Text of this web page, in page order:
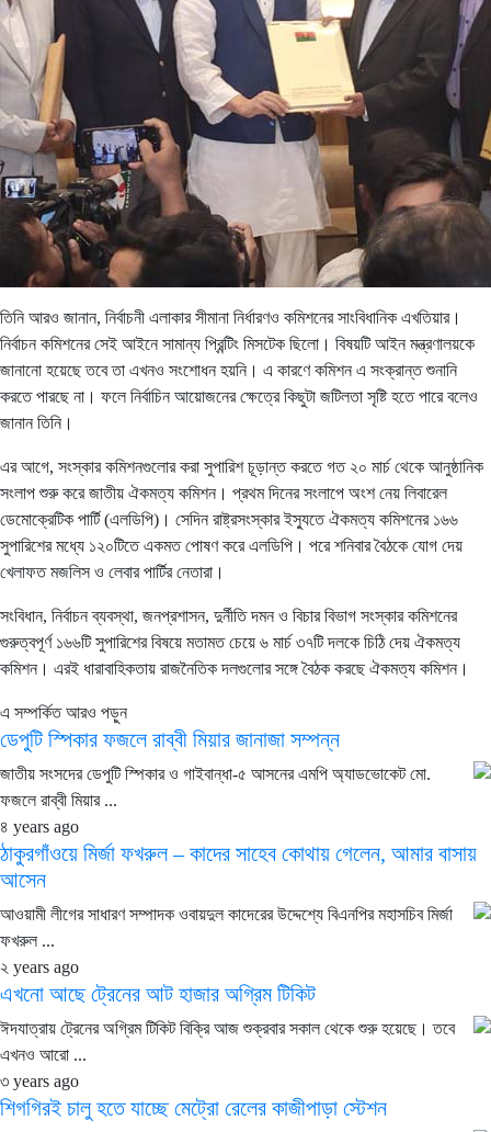
তিনি আরও জানান, নির্বাচনী এলাকার সীমানা নির্ধারণও কমিশনের সাংবিধানিক এখতিয়ার।
নির্বাচন কমিশনের সেই আইনে সামান্য প্রিন্টিং মিসটেক ছিলো। বিষয়টি আইন মন্ত্রণালয়কে
জানানো হয়েছে তবে তা এখনও সংশোধন হয়নি। এ কারণে কমিশন এ সংক্রান্ত শুনানি
করতে পারছে না। ফলে নির্বাচিন আয়োজনের ক্ষেত্রে কিছুটা জটিলতা সৃষ্টি হতে পারে বলেও
জানান তিনি।
এর আগে, সংস্কার কমিশনগুলোর করা সুপারিশ চূড়ান্ত করতে গত ২০ মার্চ থেকে আনুষ্ঠানিক
সংলাপ শুরু করে জাতীয় ঐকমত্য কমিশন। প্রথম দিনের সংলাপে অংশ নেয় লিবারেল
ডেমোক্রেটিক পার্টি (এলডিপি)। সেদিন রাষ্ট্রসংস্কার ইস্যুতে ঐকমত্য কমিশনের ১৬৬
সুপারিশের মধ্যে ১২০টিতে একমত পোষণ করে এলডিপি। পরে শনিবার বৈঠকে যোগ দেয়
খেলাফত মজলিস ও লেবার পার্টির নেতারা।
সংবিধান, নির্বাচন ব্যবস্থা, জনপ্রশাসন, দুর্নীতি দমন ও বিচার বিভাগ সংস্কার কমিশনের
গুরুত্বপূর্ণ ১৬৬টি সুপারিশের বিষয়ে মতামত চেয়ে ৬ মার্চ ৩৭টি দলকে চিঠি দেয় ঐকমত্য
কমিশন। এরই ধারাবাহিকতায় রাজনৈতিক দলগুলোর সঙ্গে বৈঠক করছে ঐকমত্য কমিশন।
এ সম্পর্কিত আরও পড়ুন
ডেপুটি স্পিকার ফজলে রাব্বী মিয়ার জানাজা সম্পন্ন
জাতীয় সংসদের ডেপুটি স্পিকার ও গাইবান্ধা-৫ আসনের এমপি অ্যাডভোকেট মো.
ফজলে রাব্বী মিয়ার ...
৪ years ago
ঠাকুরগাঁওয়ে মির্জা ফখরুল – কাদের সাহেব কোথায় গেলেন, আমার বাসায়
আসেন
আওয়ামী লীগের সাধারণ সম্পাদক ওবায়দুল কাদেরের উদ্দেশ্যে বিএনপির মহাসচিব মির্জা
ফখরুল ...
২ years ago
এখনো আছে ট্রেনের আট হাজার অগ্রিম টিকিট
ঈদযাত্রায় ট্রেনের অগ্রিম টিকিট বিক্রি আজ শুক্রবার সকাল থেকে শুরু হয়েছে। তবে
এখনও আরো ...
৩ years ago
শিগগিরই চালু হতে যাচ্ছে মেট্রো রেলের কাজীপাড়া স্টেশন